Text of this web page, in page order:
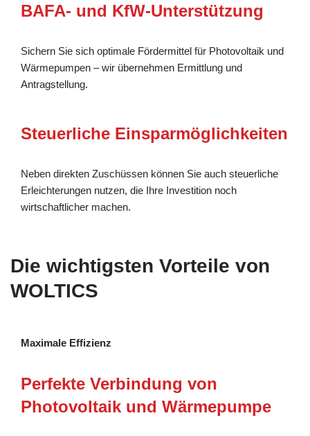
BAFA- und KfW-Unterstützung
Sichern Sie sich optimale Fördermittel für Photovoltaik und
Wärmepumpen – wir übernehmen Ermittlung und
Antragstellung.
Steuerliche Einsparmöglichkeiten
Neben direkten Zuschüssen können Sie auch steuerliche
Erleichterungen nutzen, die Ihre Investition noch
wirtschaftlicher machen.
Die wichtigsten Vorteile von
WOLTICS
Maximale Effizienz
Perfekte Verbindung von
Photovoltaik und Wärmepumpe